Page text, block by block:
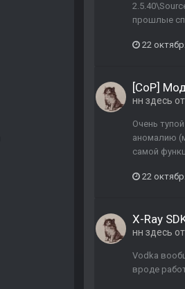
прошлые
22
[CoP]
нн здесь
Очень
аномалию
самой
22
X-Ray
нн здесь
Vodka
вроде